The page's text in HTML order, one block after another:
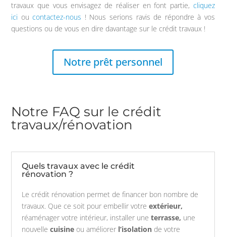
travaux que vous envisagez de réaliser en font partie, cliquez
ici oucontactez-nous ! Nous serions ravis de répondre à vos
questions ou de vous en dire davantage sur le crédit travaux !
Notre prêt personnel
Notre FAQ sur le crédit
travaux/rénovation
Quels travaux avec le crédit
rénovation ?
Le crédit rénovation permet de financer bon nombre de
travaux. Que ce soit pour embellir votreextérieur,
réaménager votre intérieur, installer uneterrasse, une
nouvellecuisine ou améliorer l’isolation de votre